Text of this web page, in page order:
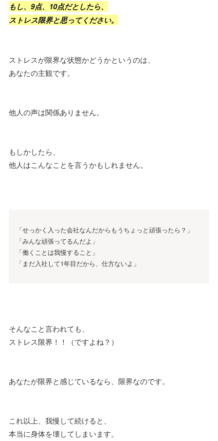
もし、9点、10点だとしたら、
ストレス限界と思ってください。
ストレスが限界な状態かどうかというのは、
あなたの主観です。
他人の声は関係ありません。
もしかしたら、
他人はこんなことを言うかもしれません。
「せっかく入った会社なんだからもうちょっと頑張ったら？」
「みんな頑張ってるんだよ」
「働くことは我慢すること」
「まだ入社して1年目だから、仕方ないよ」
そんなこと言われても、
ストレス限界！！（ですよね？）
あなたが限界と感じているなら、限界なのです。
これ以上、我慢して続けると、
本当に身体を壊してしまいます。